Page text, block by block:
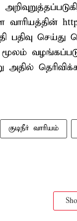
வாரியத்தின்
பதிவு
மூலம்
குடிநீர் வாரியம்